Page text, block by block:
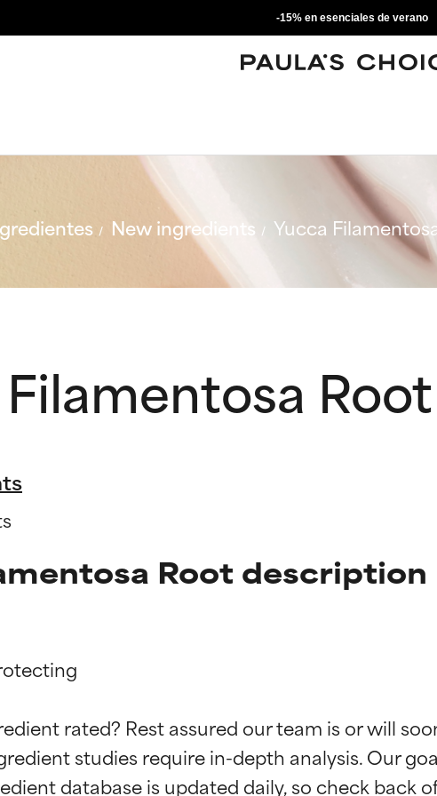
-15% en esenciales de verano
New ingredients
Yucca
Root
Root description
rated? Rest assured our team is or will
studies require in-depth analysis. Our
EXCELENTE
Ingrediente sobresaliente con beneficios reales para la piel.
EXCELENTE
Ingrediente sobresaliente con beneficios reales para la piel.